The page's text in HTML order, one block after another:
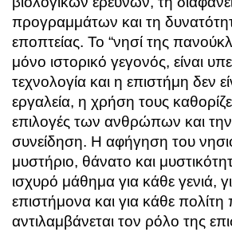
προγραμμάτων και τη
εποπτείας. Το “νησί της
μόνο ιστορικό γεγονός, είναι
τεχνολογία και η επιστήμη δεν
εργαλεία, η χρήση τους
επιλογές των ανθρώπων και την
συνείδηση. Η αφήγηση του
μυστήριο, θάνατο και
ισχυρό μάθημα για κάθε γενιά,
επιστήμονα και για κάθε πολίτη
αντιλαμβάνεται τον ρόλο της